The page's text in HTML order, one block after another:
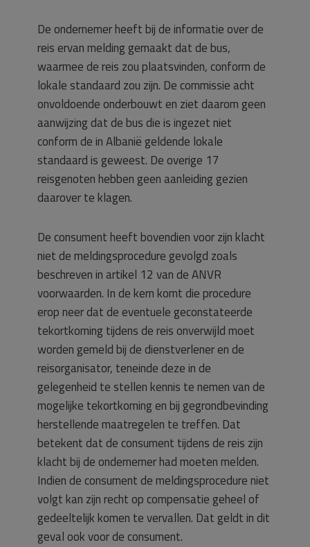
De ondernemer heeft bij de informatie over de
reis ervan melding gemaakt dat de bus,
waarmee de reis zou plaatsvinden, conform de
lokale standaard zou zijn. De commissie acht
onvoldoende onderbouwt en ziet daarom geen
aanwijzing dat de bus die is ingezet niet
conform de in Albanië geldende lokale
standaard is geweest. De overige 17
reisgenoten hebben geen aanleiding gezien
daarover te klagen.
De consument heeft bovendien voor zijn klacht
niet de meldingsprocedure gevolgd zoals
beschreven in artikel 12 van de ANVR
voorwaarden. In de kern komt die procedure
erop neer dat de eventuele geconstateerde
tekortkoming tijdens de reis onverwijld moet
worden gemeld bij de dienstverlener en de
reisorganisator, teneinde deze in de
gelegenheid te stellen kennis te nemen van de
mogelijke tekortkoming en bij gegrondbevinding
herstellende maatregelen te treffen. Dat
betekent dat de consument tijdens de reis zijn
klacht bij de ondernemer had moeten melden.
Indien de consument de meldingsprocedure niet
volgt kan zijn recht op compensatie geheel of
gedeeltelijk komen te vervallen. Dat geldt in dit
geval ook voor de consument.